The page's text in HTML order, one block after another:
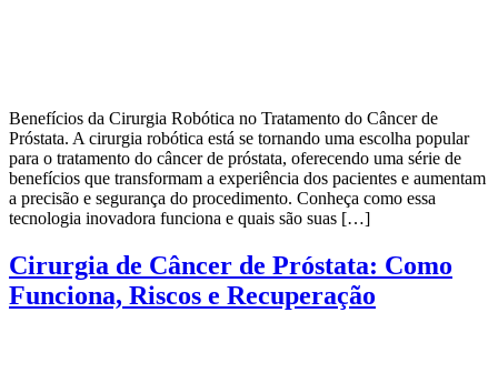
Benefícios da Cirurgia Robótica no Tratamento do Câncer de
Próstata. A cirurgia robótica está se tornando uma escolha popular
para o tratamento do câncer de próstata, oferecendo uma série de
benefícios que transformam a experiência dos pacientes e aumentam
a precisão e segurança do procedimento. Conheça como essa
tecnologia inovadora funciona e quais são suas […]
Cirurgia de Câncer de Próstata: Como
Funciona, Riscos e Recuperação